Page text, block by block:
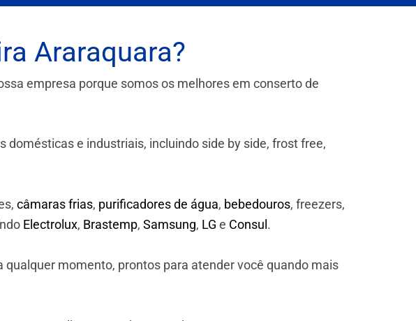
Araraquara?
empresa porque somos os melhores em conserto de
e industriais, incluindo side by side, frost free,
câmaras frias, purificadores de água, bebedouros, freezers,
Electrolux, Brastemp, Samsung, LG e Consul .
momento, prontos para atender você quando mais